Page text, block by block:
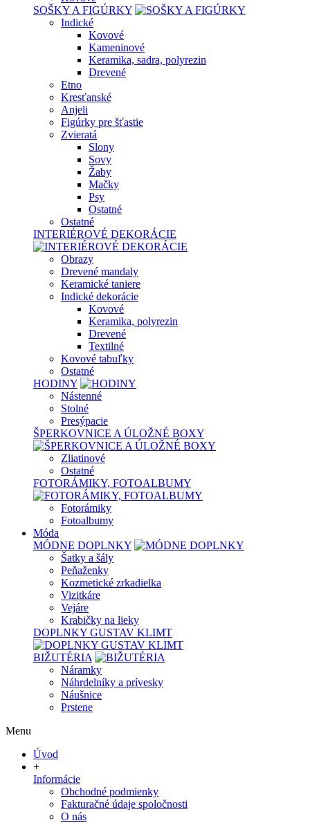
SOŠKY A FIGÚRKY
Indické
Kovové
Kameninové
Keramika, sadra, polyrezin
Drevené
Etno
Kresťanské
Anjeli
Figúrky pre šťastie
Zvieratá
Slony
Sovy
Žaby
Mačky
Psy
Ostatné
Ostatné
INTERIÉROVÉ DEKORÁCIE
Obrazy
Drevené mandaly
Keramické taniere
Indické dekorácie
Kovové
Keramika, polyrezin
Drevené
Textilné
Kovové tabuľky
Ostatné
HODINY
Nástenné
Stolné
Presýpacie
ŠPERKOVNICE A ÚLOŽNÉ BOXY
Zliatinové
Ostatné
FOTORÁMIKY, FOTOALBUMY
Fotorámiky
Fotoalbumy
Móda
MÓDNE DOPLNKY
Šatky a šály
Peňaženky
Kozmetické zrkadielka
Vizitkáre
Vejáre
Krabičky na lieky
DOPLNKY GUSTAV KLIMT
BIŽUTÉRIA
Náramky
Náhrdelníky a prívesky
Náušnice
Prstene
Menu
Úvod
+
Informácie
Obchodné podmienky
Fakturačné údaje spoločnosti
O nás